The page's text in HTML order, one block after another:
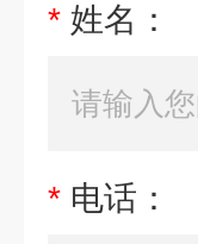
* 姓名：
* 电话：